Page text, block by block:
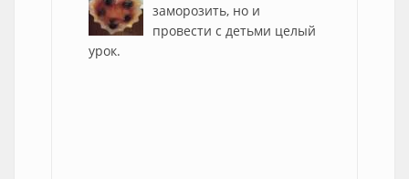
заморозить, но и
провести с детьми целый
урок.